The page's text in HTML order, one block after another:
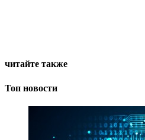
читайте также
Топ новости